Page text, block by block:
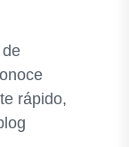
rápido,